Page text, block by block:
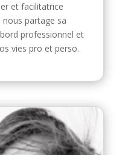
et facilitatrice
nous partage sa
professionnel et
vies pro et perso.